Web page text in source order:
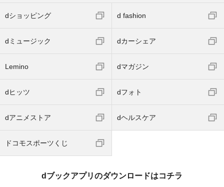
dショッピング d fashion
dミュージック dカーシェア
Lemino dマガジン
dヒッツ dフォト
dアニメストア dヘルスケア
ドコモスポーツくじ
dブックアプリのダウンロードはコチラ